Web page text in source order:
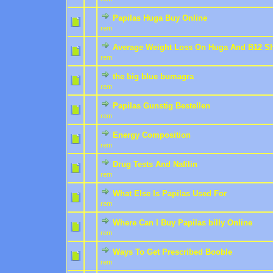
Papilas Huga Buy Online
rem
0 Bewertung(en) - 0
Average Weight Loss On Huga And B12
rem
0 Bewertung(en) - 0 1
the big blue bumagra
rem
0 Bewertung(en) - 0
Papilas Gunstig Bestellen
rem
0 Bewertung(en) - 0
Energy Composition
rem
0 Bewertung(en) - 0
Drug Tests And Nafilin
rem
0 Bewertung(en) - 0
What Else Is Papilas Used For
rem
0 Bewertung(en) - 0
Where Can I Buy Papilas billy Online
rem
0 Bewertung(en) - 0
Ways To Get Prescribed Booble
rem
0 Bewertung(en) - 0